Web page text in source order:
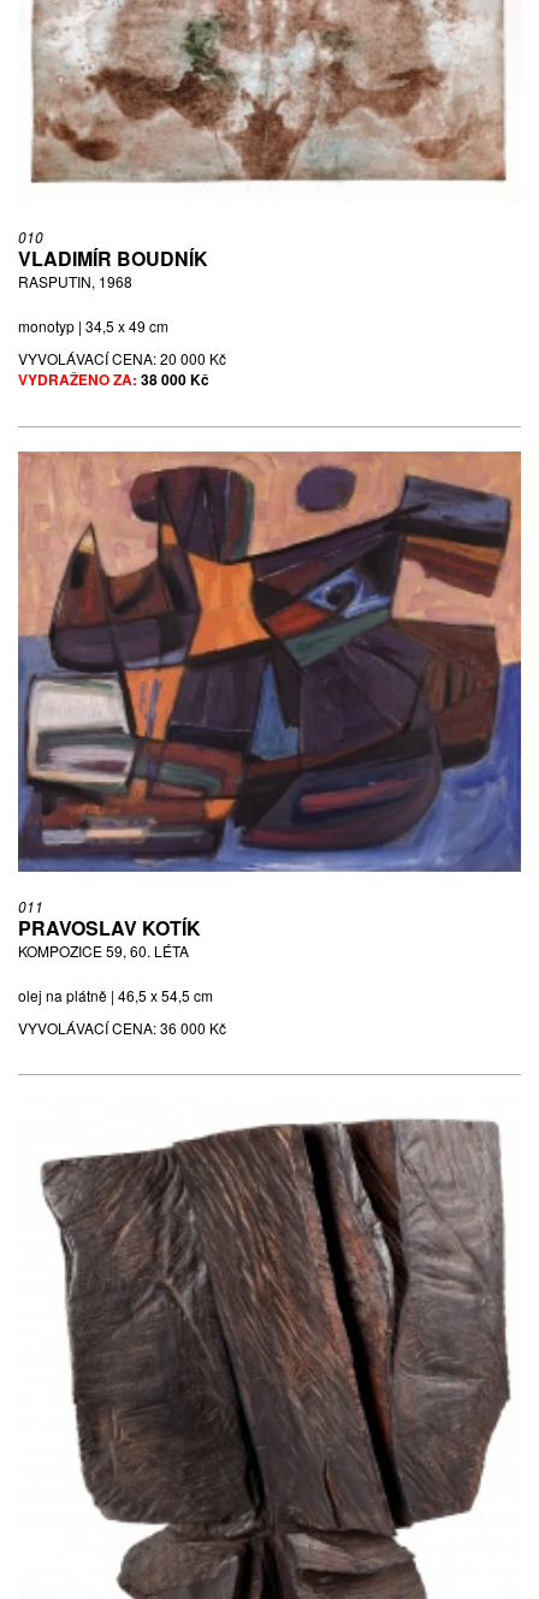
010
VLADIMÍR BOUDNÍK
RASPUTIN, 1968
monotyp | 34,5 x 49 cm
VYVOLÁVACÍ CENA:20 000 Kč
VYDRAŽENO ZA: 38 000 Kč
011
PRAVOSLAV KOTÍK
KOMPOZICE 59, 60. LÉTA
olej na plátně | 46,5 x 54,5 cm
VYVOLÁVACÍ CENA:36 000 Kč